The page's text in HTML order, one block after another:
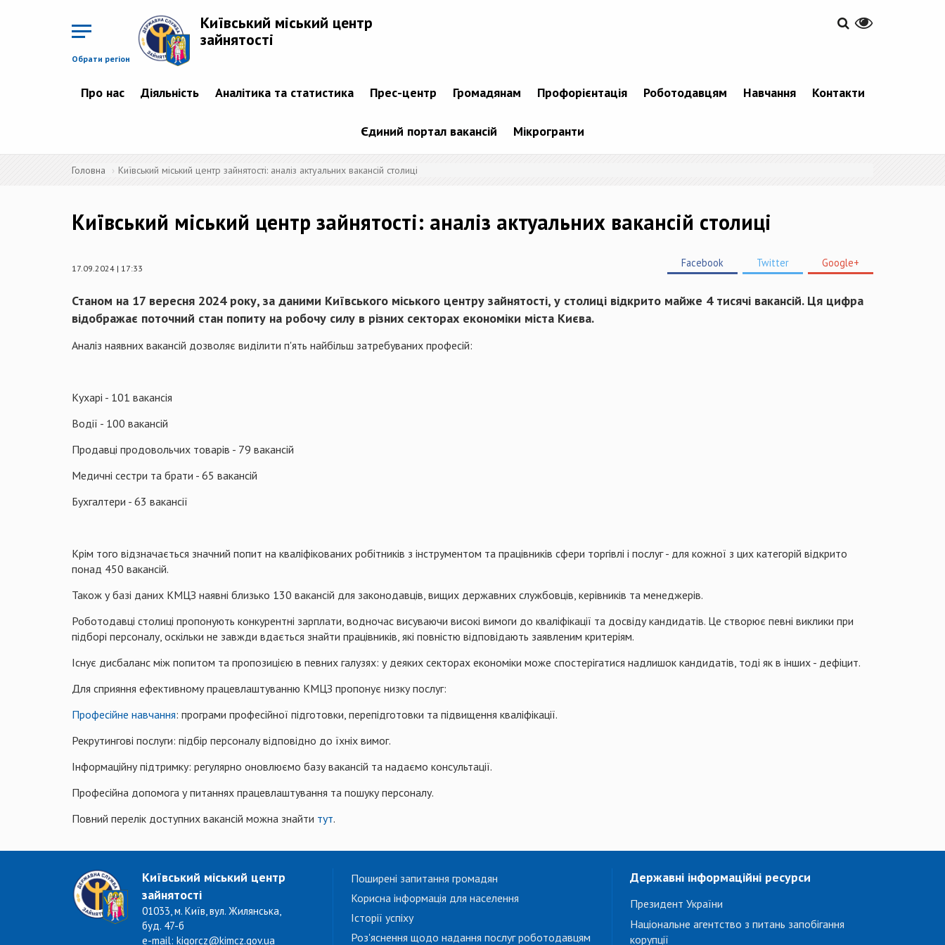
Обрати регіон
Київський міський центр
зайнятості
Про нас Діяльність Аналітика та статистика Прес-центр Громадянам Профорієнтація Роботодавцям Навчання Контакти
Єдиний портал вакансій Мікрогранти
Головна Київський міський центр зайнятості: аналіз актуальних вакансій столиці
Київський міський центр зайнятості: аналіз актуальних вакансій столиці
17.09.2024 | 17:33 Facebook Twitter Google+
Станом на 17 вересня 2024 року, за даними Київського міського центру зайнятості, у столиці відкрито майже 4 тисячі вакансій. Ця цифра
відображає поточний стан попиту на робочу силу в різних секторах економіки міста Києва.
Аналіз наявних вакансій дозволяє виділити п'ять найбільш затребуваних професій:
Кухарі - 101 вакансія
Водії - 100 вакансій
Продавці продовольчих товарів - 79 вакансій
Медичні сестри та брати - 65 вакансій
Бухгалтери - 63 вакансії
Крім того відзначається значний попит на кваліфікованих робітників з інструментом та працівників сфери торгівлі і послуг - для кожної з цих категорій відкрито
понад 450 вакансій.
Також у базі даних КМЦЗ наявні близько 130 вакансій для законодавців, вищих державних службовців, керівників та менеджерів.
Роботодавці столиці пропонують конкурентні зарплати, водночас висуваючи високі вимоги до кваліфікації та досвіду кандидатів. Це створює певні виклики при
підборі персоналу, оскільки не завжди вдається знайти працівників, які повністю відповідають заявленим критеріям.
Існує дисбаланс між попитом та пропозицією в певних галузях: у деяких секторах економіки може спостерігатися надлишок кандидатів, тоді як в інших - дефіцит.
Для сприяння ефективному працевлаштуванню КМЦЗ пропонує низку послуг:
Професійне навчання: програми професійної підготовки, перепідготовки та підвищення кваліфікації.
Рекрутингові послуги: підбір персоналу відповідно до їхніх вимог.
Інформаційну підтримку: регулярно оновлюємо базу вакансій та надаємо консультації.
Професійна допомога у питаннях працевлаштування та пошуку персоналу.
Повний перелік доступних вакансій можна знайти тут.
Київський міський центр
зайнятості
01033, м. Київ, вул. Жилянська,
буд. 47-б
e-mail: kigorcz@kimcz.gov.ua
Поширені запитання громадян
Корисна інформація для населення
Історії успіху
Роз'яснення щодо надання послуг роботодавцям
Державні інформаційні ресурси
Президент України
Національне агентство з питань запобігання
корупції